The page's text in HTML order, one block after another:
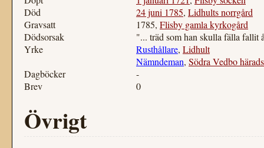
Död
24 juni 1785, Lidhults norrgård
Gravsatt
1785, Flisby gamla kyrkogård
Dödsorsak
"... träd som han skulla fälla fallit
Yrke
Rusthållare, Lidhult
Nämndeman, Södra Vedbo
Dagböcker
-
Brev
0
Övrigt